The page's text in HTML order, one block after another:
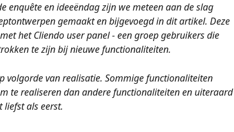
enquête en ideeëndag zijn we meteen aan de slag
gemaakt en bijgevoegd in dit artikel. Deze
het Cliendo user panel - een groep gebruikers die
te zijn bij nieuwe functionaliteiten.
volgorde van realisatie. Sommige functionaliteiten
te realiseren dan andere functionaliteiten en uiteraard
liefst als eerst.